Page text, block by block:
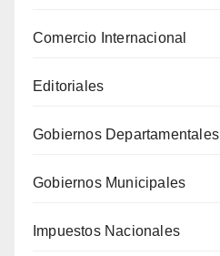
Comercio Internacional
Editoriales
Gobiernos Departamentales
Gobiernos Municipales
Impuestos Nacionales